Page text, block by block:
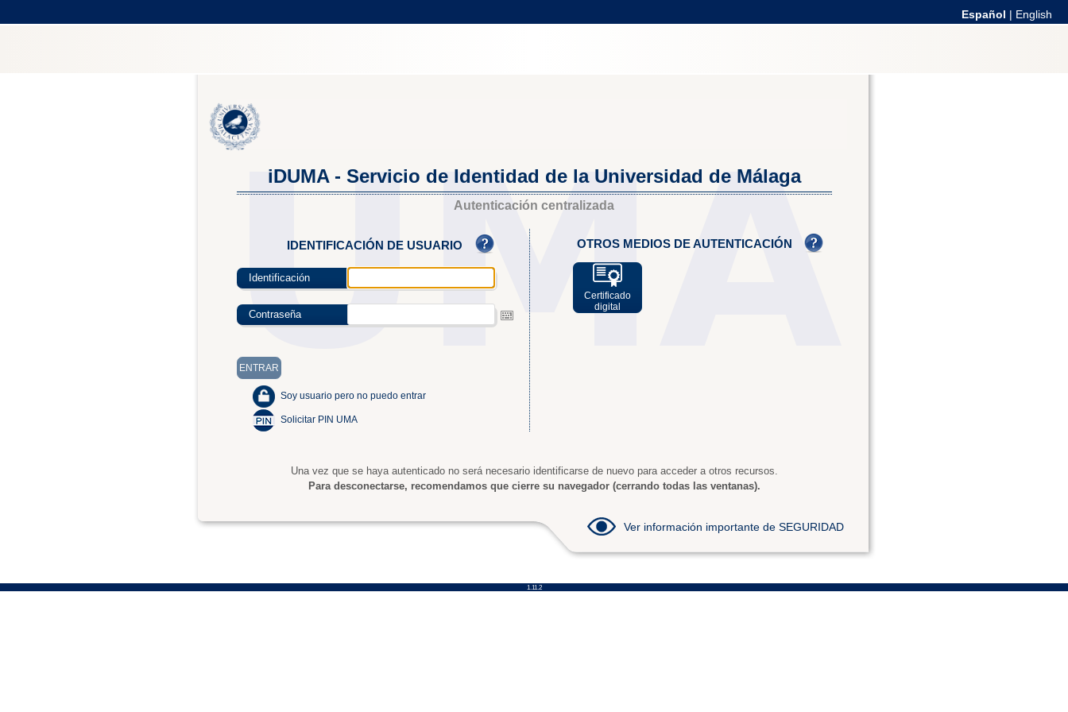
Español | English
iDUMA - Servicio de Identidad de la Universidad de Málaga
Autenticación centralizada
IDENTIFICACIÓN DE USUARIO
Identificación
Contraseña
Soy usuario pero no puedo entrar
Solicitar PIN UMA
OTROS MEDIOS DE AUTENTICACIÓN
Certificado
digital
Una vez que se haya autenticado no será necesario identificarse de nuevo para acceder a otros recursos.
Para desconectarse, recomendamos que cierre su navegador (cerrando todas las ventanas).
Ver información importante de SEGURIDAD
1.11.2